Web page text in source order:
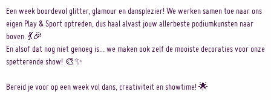
Een week boordevol glitter, glamour en dansplezier! We werken samen toe naar ons
eigen Play & Sport optreden, dus haal alvast jouw allerbeste podiumkunsten naar
boven. 💃🎉
En alsof dat nog niet genoeg is… we maken ook zelf de mooiste decoraties voor onze
spetterende show! 🎨✨
Bereid je voor op een week vol dans, creativiteit en showtime! 🌟